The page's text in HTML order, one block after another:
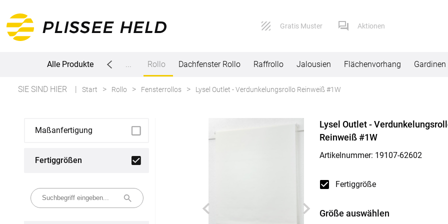
Gratis Muster Aktionen
Rollo
Kontaktformular
Impressum
Widerruf
Alle Produkte Plissee Rollo Dachfenster Rollo Raffrollo Jalousien Flächenvorhang Gardinen
SIE SIND HIER Start Rollo Fensterrollos Lysel Outlet - Verdunkelungsrollo Reinweiß #1W
Maßanfertigung
Fertiggrößen
Lysel Outlet -
Reinweiß #1W
Artikelnummer: 19107-62602
Fertiggröße
Größe auswählen